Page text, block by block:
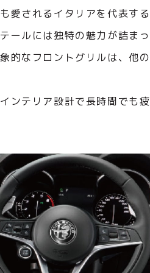
愛されるイタリアを代表する
ールには独特の魅力が詰まっ
的なフロントグリルは、他の
ンテリア設計で長時間でも疲